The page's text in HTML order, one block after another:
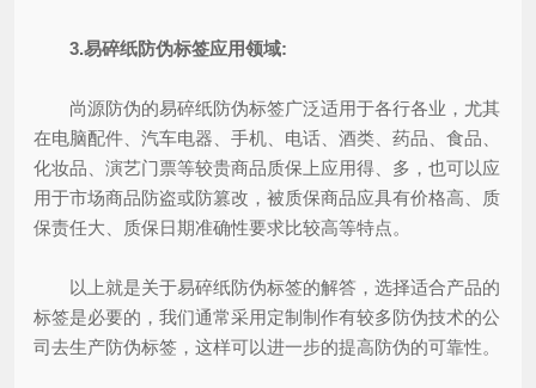
3.易碎纸防伪标签应用领域:
尚源防伪的易碎纸防伪标签广泛适用于各行各业，尤其
在电脑配件、汽车电器、手机、电话、酒类、药品、食品、
化妆品、演艺门票等较贵商品质保上应用得、多，也可以应
用于市场商品防盗或防篡改，被质保商品应具有价格高、质
保责任大、质保日期准确性要求比较高等特点。
以上就是关于易碎纸防伪标签的解答，选择适合产品的
标签是必要的，我们通常采用定制制作有较多防伪技术的公
司去生产防伪标签，这样可以进一步的提高防伪的可靠性。